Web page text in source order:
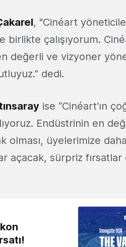
, "Cinéart
birlikte çalışıyorum.
değerli ve vizyoner
dedi.
ise “Cinéart’ın
Endüstrinin en
olması, üyelerimize
açacak, sürpriz